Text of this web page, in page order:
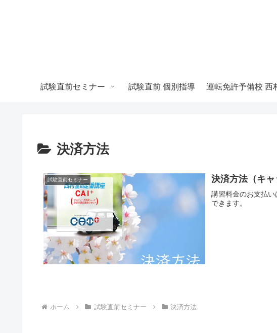
試験直前セミナー 試験直前 個別指導
決済方法
試験直前セミナー 決済方法（キャ
講習料金のお支払
できます。
ホーム 試験直前セミナー 決済方法